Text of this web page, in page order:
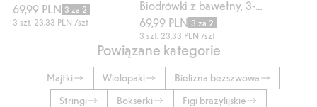
69,99 PLN 3 za 2
3 szt. 23,33 PLN /szt
69,99 PLN 3 za 2
3 szt.23,33 PLN /szt
Powiązane kategorie
Majtki Wielopaki
Bielizna bezszwowa
Stringi
Bokserki Figi brazylijskie